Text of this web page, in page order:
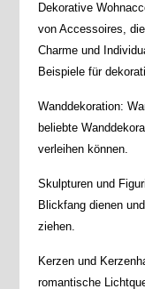
Dekorative
von Accessoires,
Charme und
Beispiele für
Wanddekoration:
beliebte
verleihen können.
Skulpturen und
Blickfang dienen
ziehen.
Kerzen und
romantische